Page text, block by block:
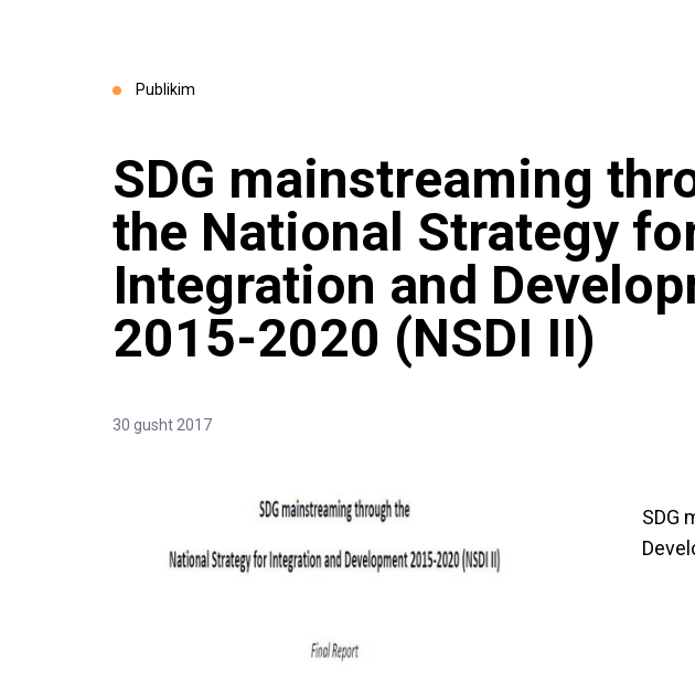
Publikim
SDG mainstreaming
the National Strategy
Integration and
2015-2020 (NSDI II)
30 gusht 2017
SDG